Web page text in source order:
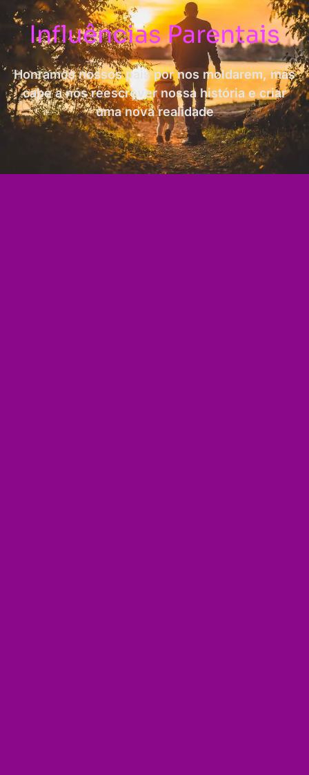
Influências Parentais
Honramos nossos pais por nos moldarem, mas
cabe a nós reescrever nossa história e criar
uma nova realidade